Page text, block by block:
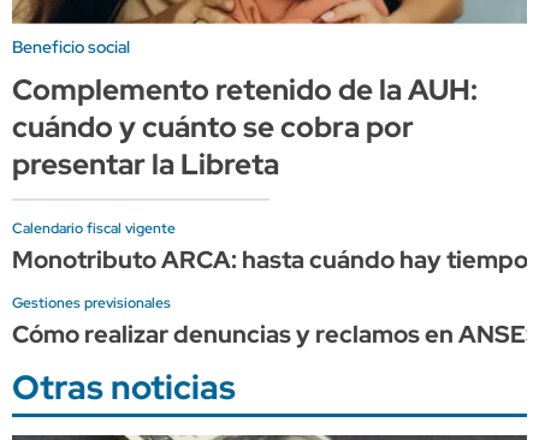
Beneficio social
Complemento retenido de la AUH:
cuándo y cuánto se cobra por
presentar la Libreta
Calendario fiscal vigente
Monotributo ARCA: hasta cuándo hay
Gestiones previsionales
Cómo realizar denuncias y reclamos en
Otras noticias